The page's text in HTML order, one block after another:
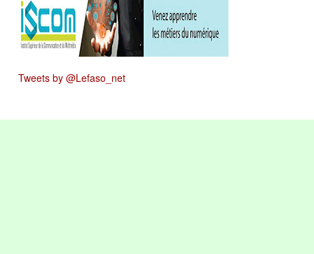
Tweets by @Lefaso_net